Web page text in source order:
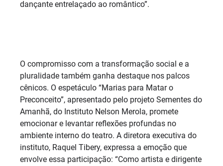
dançante entrelaçado ao romântico”.
O compromisso com a transformação social e a
pluralidade também ganha destaque nos palcos
cênicos. O espetáculo “Marias para Matar o
Preconceito”, apresentado pelo projeto Sementes do
Amanhã, do Instituto Nelson Merola, promete
emocionar e levantar reflexões profundas no
ambiente interno do teatro. A diretora executiva do
instituto, Raquel Tibery, expressa a emoção que
envolve essa participação: “Como artista e dirigente